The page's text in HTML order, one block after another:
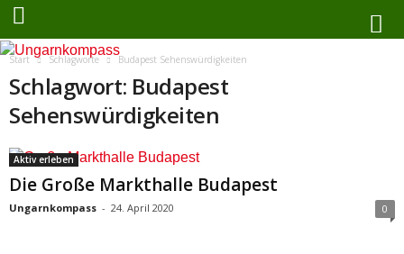
o
mStart Schlagworte Budapest Sehenswürdigkeiten
Schlagwort: Budapest
Sehenswürdigkeiten
Aktiv erleben
Die Große Markthalle Budapest
Ungarnkompass - 24. April 2020 0